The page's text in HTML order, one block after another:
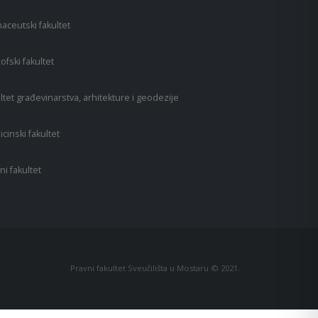
fakultet
fakultet
građevinarstva, arhitekture i geodezije
fakultet
fakultet
Pravni fakultet Sveučilišta u Mostaru © 2021.